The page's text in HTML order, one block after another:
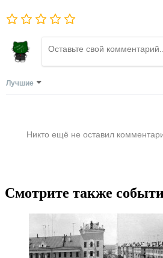
Лучшие
Никто ещё не оставил
Смотрите также